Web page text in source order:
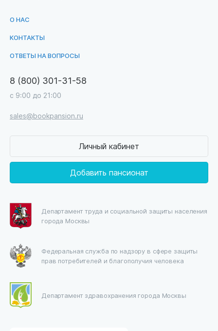
О НАС
КОНТАКТЫ
ОТВЕТЫ НА ВОПРОСЫ
8 (800) 301-31-58
с 9:00 до 21:00
sales@bookpansion.ru
Личный кабинет
Добавить пансионат
Департамент труда и социальной защиты населения
города Москвы
Федеральная служба по надзору в сфере защиты
прав потребителей и благополучия человека
Департамент здравохранения города Москвы